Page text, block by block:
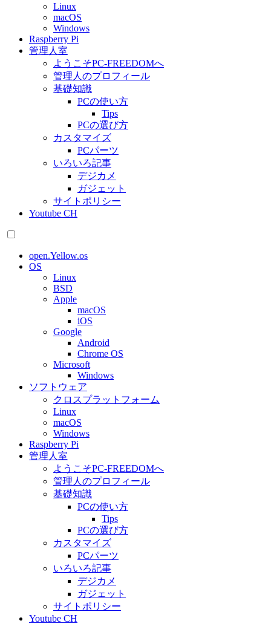
Linux
macOS
Windows
Raspberry Pi
管理人室
ようこそPC-FREEDOMへ
管理人のプロフィール
基礎知識
PCの使い方
Tips
PCの選び方
カスタマイズ
PCパーツ
いろいろ記事
デジカメ
ガジェット
サイトポリシー
Youtube CH
open.Yellow.os
OS
Linux
BSD
Apple
macOS
iOS
Google
Android
Chrome OS
Microsoft
Windows
ソフトウェア
クロスプラットフォーム
Linux
macOS
Windows
Raspberry Pi
管理人室
ようこそPC-FREEDOMへ
管理人のプロフィール
基礎知識
PCの使い方
Tips
PCの選び方
カスタマイズ
PCパーツ
いろいろ記事
デジカメ
ガジェット
サイトポリシー
Youtube CH